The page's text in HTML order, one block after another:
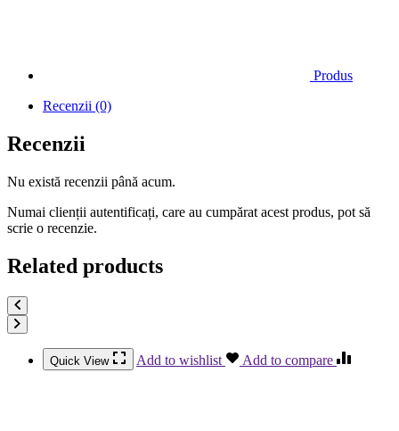
Produs
Recenzii (0)
Recenzii
Nu există recenzii până acum.
Numai clienții autentificați, care au cumpărat acest produs, pot să
scrie o recenzie.
Related products
Quick View Add to wishlist Add to compare